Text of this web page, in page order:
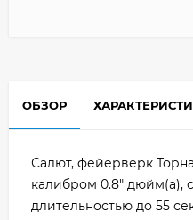
ОБЗОР
Салют, фейерверк
калибром 0.8" дюйм(а),
длительностью до 55